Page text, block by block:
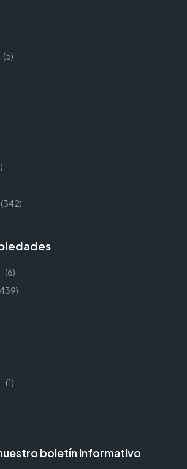
(5)
(342)
(6)
(1)
boletín informativo